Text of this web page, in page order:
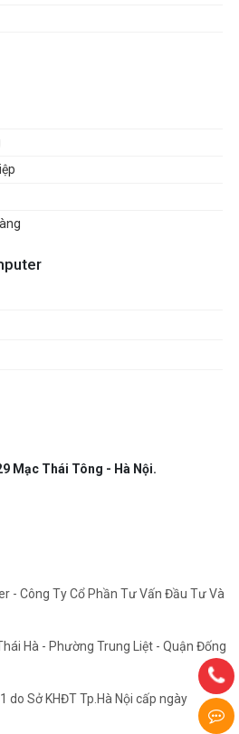
Mạc Thái Tông - Hà Nội.
- Công Ty Cổ Phần Tư Vấn Đầu Tư Và
Hà - Phường Trung Liệt - Quận Đống
do Sở KHĐT Tp.Hà Nội cấp ngày